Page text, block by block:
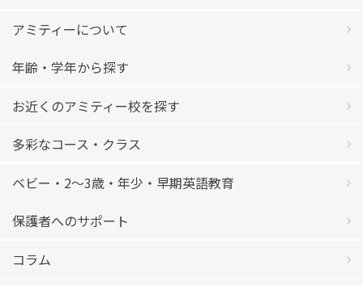
アミティーについて
年齢・学年から探す
お近くのアミティー校を探す
多彩なコース・クラス
ベビー・2〜3歳・年少・早期英語教育
保護者へのサポート
コラム